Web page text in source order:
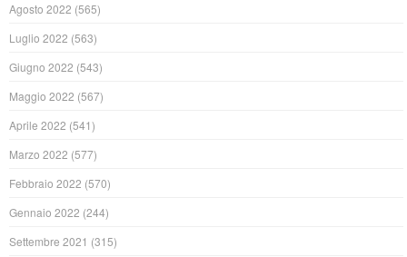
Agosto 2022 (565)
Luglio 2022 (563)
Giugno 2022 (543)
Maggio 2022 (567)
Aprile 2022 (541)
Marzo 2022 (577)
Febbraio 2022 (570)
Gennaio 2022 (244)
Settembre 2021 (315)